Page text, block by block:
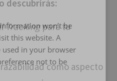
descubrirás:
Trackingpara tu
como aspecto
won’t be
this website. A
used in your browser
not to be